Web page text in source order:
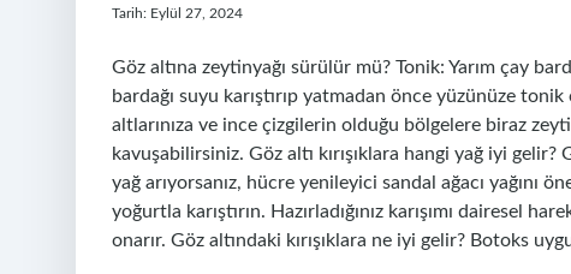
Tarih: Eylül 27, 2024
Göz altına zeytinyağı sürülür mü? Tonik: Yarım çay
bardağı suyu karıştırıp yatmadan önce yüzünüze
altlarınıza ve ince çizgilerin olduğu bölgelere biraz
kavuşabilirsiniz. Göz altı kırışıklara hangi yağ iyi
yağ arıyorsanız, hücre yenileyici sandal ağacı yağını
yoğurtla karıştırın. Hazırladığınız karışımı dairesel
onarır. Göz altındaki kırışıklara ne iyi gelir? Botoks